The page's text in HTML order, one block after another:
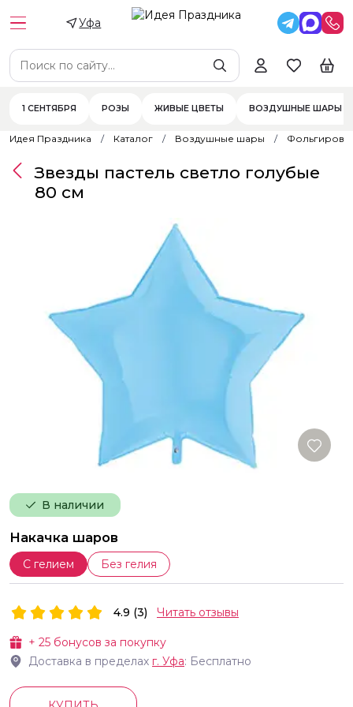
Уфа
1 СЕНТЯБРЯ РОЗЫ ЖИВЫЕ ЦВЕТЫ ВОЗДУШНЫЕ ШАРЫ
Идея Праздника Каталог Воздушные шары
В наличии
Накачка шаров
С гелием Без гелия
Звезды пастель светло голубые
80 см
+ 25 бонусов за покупку
Доставка в пределах г. Уфа: Бесплатно
4.9 (3) Читать отзывы